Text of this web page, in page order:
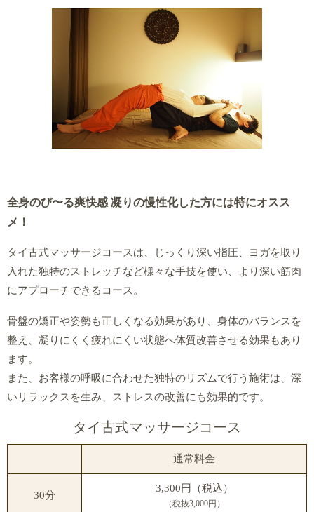
全身のび〜る爽快感 凝りの慢性化した方には特にオスス
メ！
タイ古式マッサージコースは、じっくり深い指圧、ヨガを取り
入れた独特のストレッチなど様々な手技を使い、より深い筋肉
にアプローチできるコース。
骨盤の矯正や姿勢も正しくなる効果があり、身体のバランスを
整え、凝りにくく疲れにくい状態へ体質改善させる効果もあり
ます。
また、お客様の呼吸に合わせた独特のリズムで行う施術は、深
いリラックスを生み、ストレスの改善にも効果的です。
タイ古式マッサージコース
通常料金
30分
3,300円（税込）
（税抜3,000円）